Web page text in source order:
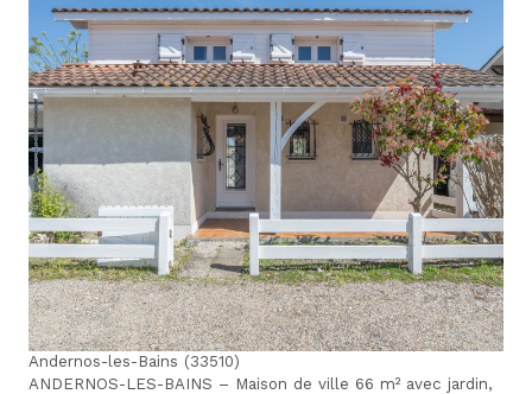
voir le bien
Andernos-les-Bains (33510)
ANDERNOS-LES-BAINS – Maison de ville 66 m² avec jardin,